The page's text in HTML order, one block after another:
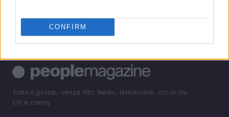
CONFIRM
Tutto il gossip, senza filtri. News, televisione, chi-si-fa-
chi e candy.